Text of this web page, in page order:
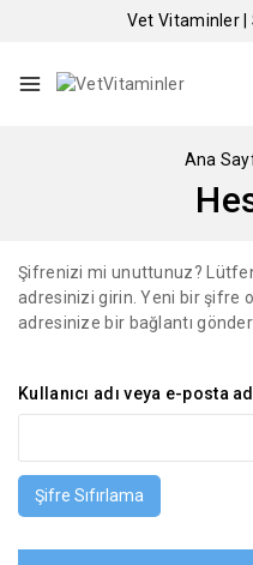
Vet Vitaminler |
Ana
Şifrenizi mi unuttunuz? Lütfen
adresinizi girin. Yeni bir şifre
adresinize bir bağlantı
Kullanıcı adı veya e-posta
Şifre Sıfırlama